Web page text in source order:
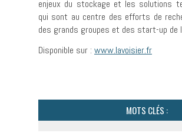
enjeux du stockage et les solutions
qui sont au centre des efforts de
des grands groupes et des start-up de
Disponible sur : www.lavoisier.fr
MOTS CLÉS :